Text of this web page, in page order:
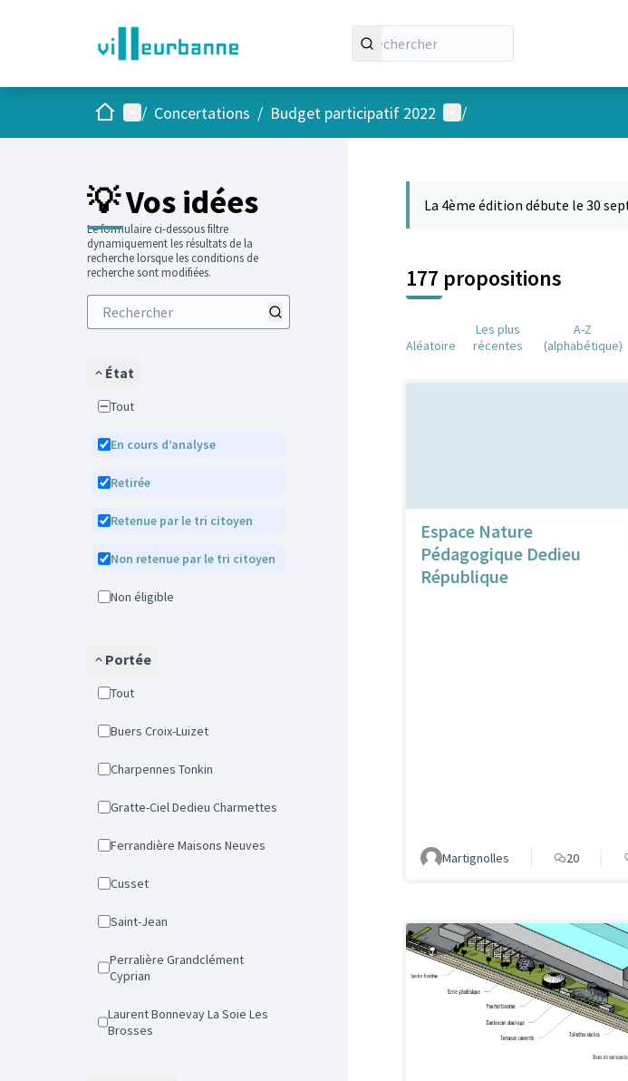
AccueilMenu principal
/ Concertations / Budget participatif 2022 Menu utilisateur
/
💡 Vos idées
Le formulaire ci-dessous filtre
dynamiquement les résultats de la
recherche lorsque les conditions de
recherche sont modifiées.
État
Tout
En cours d’analyse
Retirée
Retenue par le tri citoyen
Non retenue par le tri citoyen
Non éligible
Portée
Tout
Buers Croix-Luizet
Charpennes Tonkin
Gratte-Ciel Dedieu Charmettes
Ferrandière Maisons Neuves
Cusset
Saint-Jean
Perralière Grandclément
Cyprian
Laurent Bonnevay La Soie Les
Brosses
La 4ème édition débute le 30
177 propositions
Aléatoire
Les plus
récentes
A-Z
(alphabétique)
Espace Nature
Pédagogique Dedieu
République
Martignolles 20